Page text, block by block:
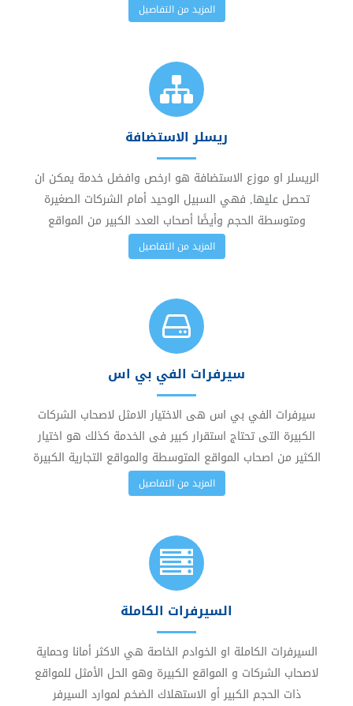
المزيد من التفاصيل
ريسلر الاستضافة
الريسلر او موزع الاستضافة هو ارخص وافضل خدمة يمكن ان
تحصل عليها, فهي السبيل الوحيد أمام الشركات الصغيرة
ومتوسطة الحجم وأيضًا أصحاب العدد الكبير من المواقع
المزيد من التفاصيل
سيرفرات الفي بي اس
سيرفرات الفي بي اس هى الاختيار الامثل لاصحاب الشركات
الكبيرة التى تحتاج استقرار كبير فى الخدمة كذلك هو اختيار
الكثير من اصحاب المواقع المتوسطة والمواقع التجارية الكبيرة
المزيد من التفاصيل
السيرفرات الكاملة
السيرفرات الكاملة او الخوادم الخاصة هي الاكثر أمانا وحماية
لاصحاب الشركات و المواقع الكبيرة وهو الحل الأمثل للمواقع
ذات الحجم الكبير أو الاستهلاك الضخم لموارد السيرفر